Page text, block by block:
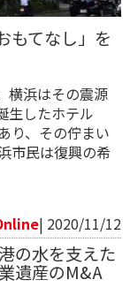
てなし」を
横浜はその震源
生したホテル
り、その佇まい
市民は復興の希
| 2020/11/12
の水を支えた
遺産のM&A